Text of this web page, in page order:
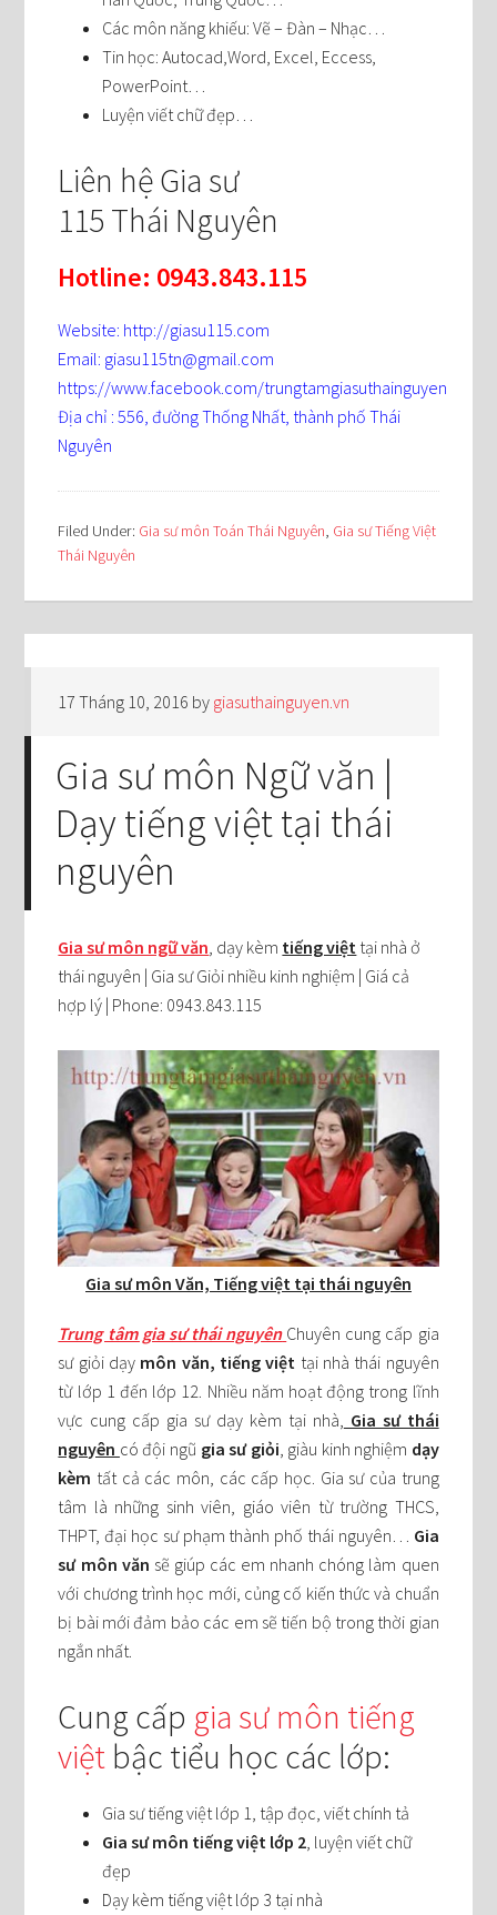
Các môn năng khiếu: Vẽ – Đàn – Nhạc…
Tin học: Autocad,Word, Excel, Eccess,
PowerPoint…
Luyện viết chữ đẹp…
Liên hệ Gia sư
115 Thái Nguyên
Hotline: 0943.843.115
Website: http://giasu115.com
Email: giasu115tn@gmail.com
https://www.facebook.com/trungtamgiasuthainguyen
Địa chỉ : 556, đường Thống Nhất, thành phố Thái
Nguyên
Filed Under: Gia sư môn Toán Thái Nguyên, Gia sư Tiếng Việt
Thái Nguyên
17 Tháng 10, 2016 by giasuthainguyen.vn
Gia sư môn Ngữ văn |
Dạy tiếng việt tại thái
nguyên
Gia sư môn ngữ văn , dạy kèm tiếng việt tại nhà ở
thái nguyên | Gia sư Giỏi nhiều kinh nghiệm | Giá cả
hợp lý | Phone: 0943.843.115
Gia sư môn Văn, Tiếng việt tại thái nguyên
Trung tâm gia sư thái nguyên Chuyên cung cấp gia
sư giỏi dạy môn văn, tiếng việt tại nhà thái nguyên
từ lớp 1 đến lớp 12. Nhiều năm hoạt động trong lĩnh
vực cung cấp gia sư dạy kèm tại nhà, Gia sư thái
nguyên có đội ngũ gia sư giỏi , giàu kinh nghiệm dạy
kèm tất cả các môn, các cấp học. Gia sư của trung
tâm là những sinh viên, giáo viên từ trường THCS,
THPT, đại học sư phạm thành phố thái nguyên… Gia
sư môn văn sẽ giúp các em nhanh chóng làm quen
với chương trình học mới, củng cố kiến thức và chuẩn
bị bài mới đảm bảo các em sẽ tiến bộ trong thời gian
ngắn nhất.
Cung cấp gia sư môn tiếng
việt bậc tiểu học các lớp:
Gia sư tiếng việt lớp 1, tập đọc, viết chính tả
Gia sư môn tiếng việt lớp 2 , luyện viết chữ
đẹp
Dạy kèm tiếng việt lớp 3 tại nhà